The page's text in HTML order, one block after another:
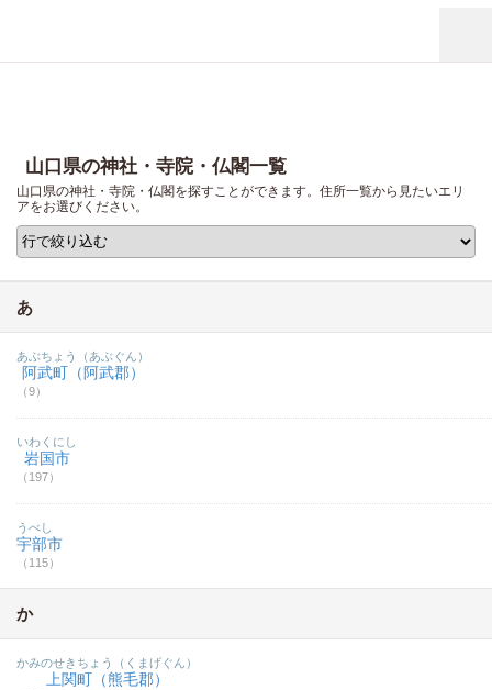
山口県の神社・寺院・仏閣一覧
山口県の神社・寺院・仏閣を探すことができます。住所一覧から見たいエリ
アをお選びください。
あ
阿武町（阿武郡）
（9）
あぶちょう（あぶぐん）
岩国市
（197）
いわくにし
宇部市
（115）
うべし
か
上関町（熊毛郡）
かみのせきちょう（くまげぐん）